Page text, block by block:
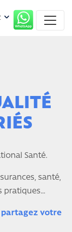
Santé.
santé,
pratiques…
partagez votre